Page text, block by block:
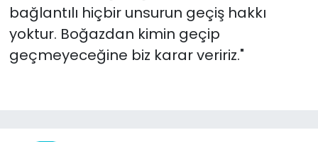
bağlantılı hiçbir unsurun geçiş hakkı
yoktur. Boğazdan kimin geçip
geçmeyeceğine biz karar veririz."